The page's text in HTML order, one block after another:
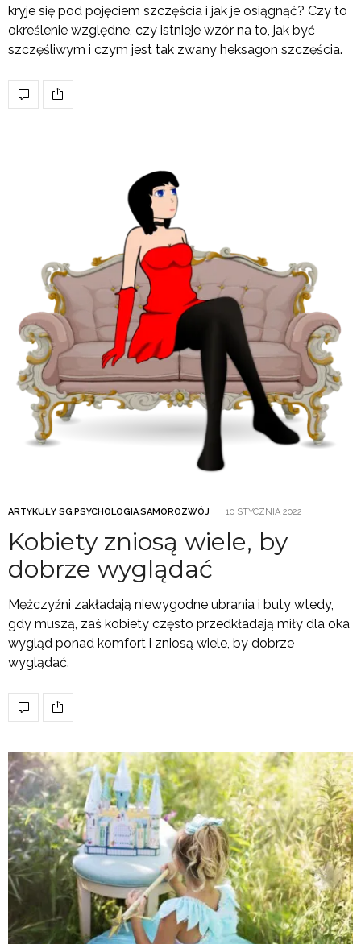
kryje się pod pojęciem szczęścia i jak je osiągnąć? Czy to
określenie względne, czy istnieje wzór na to, jak być
szczęśliwym i czym jest tak zwany heksagon szczęścia.
ARTYKUŁY SG,PSYCHOLOGIA,SAMOROZWÓJ 10 STYCZNIA 2022
Kobiety zniosą wiele, by
dobrze wyglądać
Mężczyźni zakładają niewygodne ubrania i buty wtedy,
gdy muszą, zaś kobiety często przedkładają miły dla oka
wygląd ponad komfort i zniosą wiele, by dobrze
wyglądać.